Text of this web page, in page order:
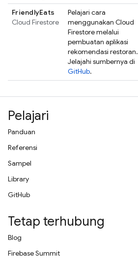
FriendlyEats
Cloud Firestore
Pelajari cara
menggunakan Cloud
Firestoremelalui
pembuatan aplikasi
rekomendasi restoran.
Jelajahi sumbernya di
GitHub.
Pelajari
Panduan
Referensi
Sampel
Library
GitHub
Tetap terhubung
Blog
Firebase Summit